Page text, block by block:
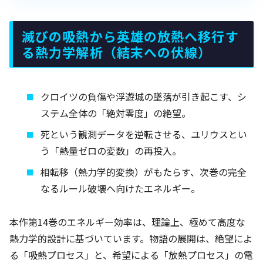
滅びの吸熱から英雄の放熱へ移行す
る熱力学解析（結末への伏線）
クロイツの負傷や浮遊城の墜落が引き起こす、シ
ステム全体の「絶対零度」の絶望。
死という観測データを逆転させる、ユリウスとい
う「熱量ゼロの変数」の再投入。
相転移（熱力学的変換）がもたらす、次巻の完全
なるルール破壊へ向けたエネルギー。
本作第14巻のエネルギー効率は、理論上、極めて高度な
熱力学的設計に基づいています。物語の展開は、絶望によ
る「吸熱プロセス」と、希望による「放熱プロセス」の電